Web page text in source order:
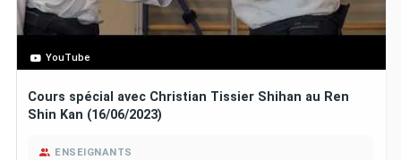
YouTube
Cours spécial avec Christian Tissier Shihan au Ren
Shin Kan (16/06/2023)
ENSEIGNANTS